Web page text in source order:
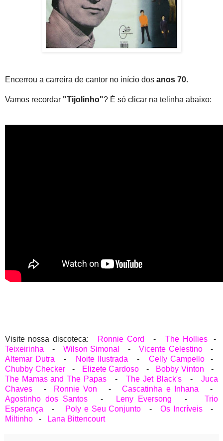
Encerrou a carreira de cantor no início dos anos 70.
Vamos recordar "Tijolinho"? É só clicar na telinha abaixo:
Visite nossa discoteca: Ronnie Cord -The Hollies-
Teixeirinha - Wilson Simonal - Vicente Celestino-
Altemar Dutra - Noite Ilustrada - Celly Campello-
Chubby Checker- Elizete Cardoso - Bobby Vinton -
The Mamas and The Papas-The Jet Black's-
Juca
Chaves - Ronnie Von - Cascatinha e Inhana -
Agostinho dos Santos- Leny Eversong - Trio
Esperança - Poly e Seu Conjunto - Os Incríveis-
Miltinho - Lana Bittencourt